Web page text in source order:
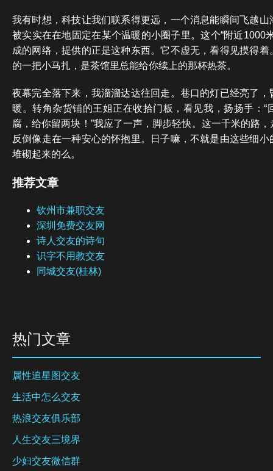
我有时想，科技让我们联系得更远，一个消息能瞬间飞越
被实实在在地固定在某个温暖的小圈子里。这个“附近1000
成的网络，提供的正是这种东西。它不虚无，看得见摸得
的一把小马扎，是茶馆里总能给你续上的那杯热茶。
夜幕完全落下来，我溜溜达达往回走。巷口的灯已经亮了
暖。转角杂货铺的王姐正在收拾门板，看见我，扬扬手：“
腐，给你留两块！”我应了一声，脚步轻快。这一千米的路
反倒像走在一种安心的怀抱里。日子嘛，不就是由这些细
堆砌起来的么。
推荐文章
钦州市兼职交友
深圳免费交友网
诗人交友的诗句
识字不用教交友
同城交友(桂林)
热门文章
属性追星图交友
生活中怎么交友
热浪交友俱乐部
人生交友三境界
少妇交友微信群